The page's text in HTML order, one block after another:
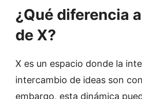
¿Qué diferencia
de X?
X es un espacio donde la
intercambio de ideas son
embargo, esta dinámica